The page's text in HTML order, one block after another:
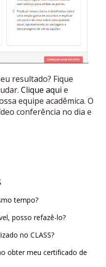
resultado? Fique
Clique aqui e
equipe acadêmica. O
conferência no dia e
tempo?
posso refazê-lo?
no CLASS?
obter meu certificado de